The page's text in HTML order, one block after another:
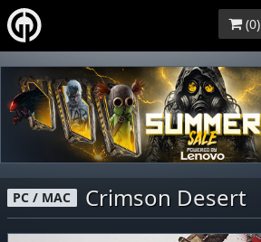
(0)
PC / MAC Crimson Desert